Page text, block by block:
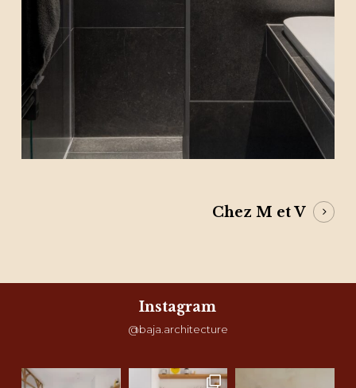
Chez M et V
Instagram
@baja.architecture